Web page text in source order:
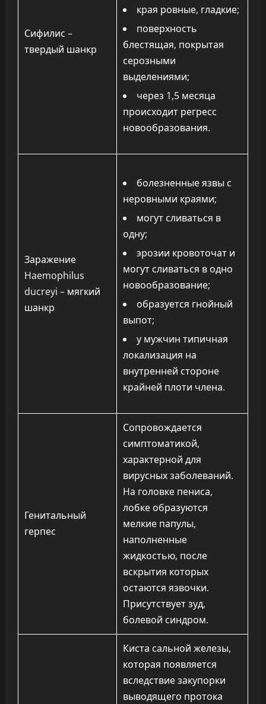
Сифилис –
твердый шанкр
края ровные, гладкие;
поверхность
блестящая, покрытая
серозными
выделениями;
через 1,5 месяца
происходит регресс
новообразования.
Заражение
Haemophilus
ducreyi – мягкий
шанкр
болезненные язвы с
неровными краями;
могут сливаться в
одну;
эрозии кровоточат и
могут сливаться в одно
новообразование;
образуется гнойный
выпот;
у мужчин типичная
локализация на
внутренней стороне
крайней плоти члена.
Генитальный
герпес
Сопровождается
симптоматикой,
характерной для
вирусных заболеваний.
На головке пениса,
лобке образуются
мелкие папулы,
наполненные
жидкостью, после
вскрытия которых
остаются язвочки.
Присутствует зуд,
болевой синдром.
Киста сальной железы,
которая появляется
вследствие закупорки
выводящего протока